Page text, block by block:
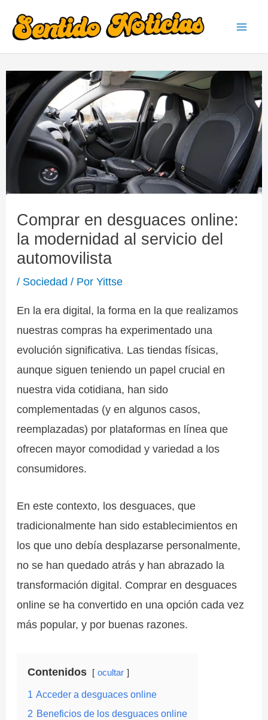
Comprar en desguaces online:
la modernidad al servicio del
automovilista
/ Sociedad / PorYittse
En la era digital, la forma en la que realizamos
nuestras compras ha experimentado una
evolución significativa. Las tiendas físicas,
aunque siguen teniendo un papel crucial en
nuestra vida cotidiana, han sido
complementadas (y en algunos casos,
reemplazadas) por plataformas en línea que
ofrecen mayor comodidad y variedad a los
consumidores.
En este contexto, los desguaces, que
tradicionalmente han sido establecimientos en
los que uno debía desplazarse personalmente,
no se han quedado atrás y han abrazado la
transformación digital. Comprar en desguaces
online se ha convertido en una opción cada vez
más popular, y por buenas razones.
Contenidos ocultar
1 Acceder a desguaces online
2 Beneficios de los desguaces online